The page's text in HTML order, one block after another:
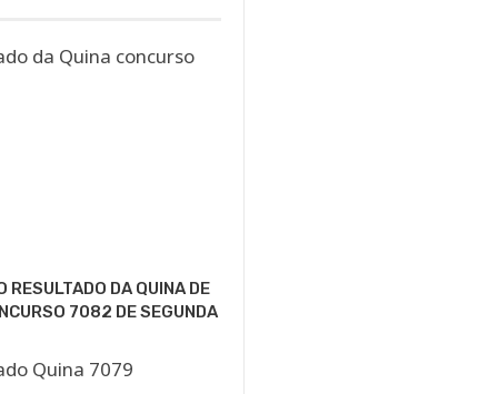
RESULTADO DA QUINA DE
7082 DE SEGUNDA